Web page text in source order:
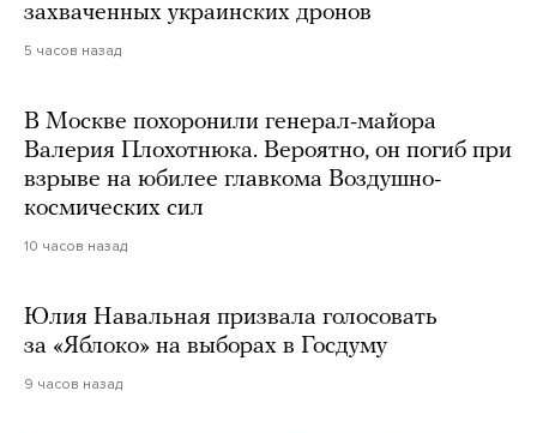
захваченных украинских дронов
5 часов назад
В Москве похоронили генерал-майора
Валерия Плохотнюка. Вероятно, он погиб при
взрыве на юбилее главкома Воздушно-
космических сил
10 часов назад
Юлия Навальная призвала голосовать
за «Яблоко» на выборах в Госдуму
9 часов назад